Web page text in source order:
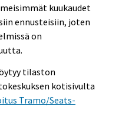
kuukaudet
ennusteisiin, joten
on
tilaston
kotisivulta
Tramo/Seats-